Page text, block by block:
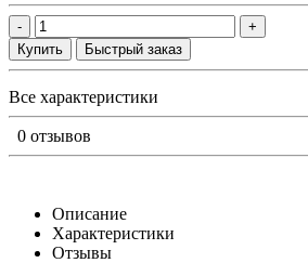
-
+
Купить
Быстрый заказ
Все характеристики
0 отзывов
Описание
Характеристики
Отзывы